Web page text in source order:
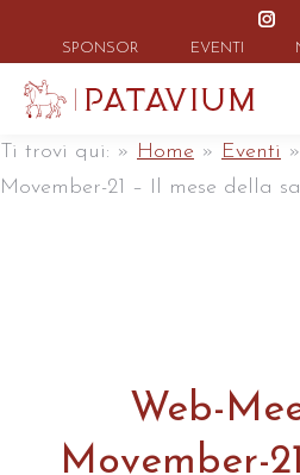
SPONSOR EVENTI
Search Button
Ti trovi qui: » Home » Eventi »
Movember-21 – Il mese della
Web-
Movember-